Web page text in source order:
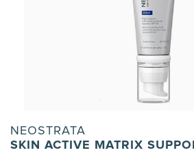
NEOSTRATA
SKIN ACTIVE MATRIX